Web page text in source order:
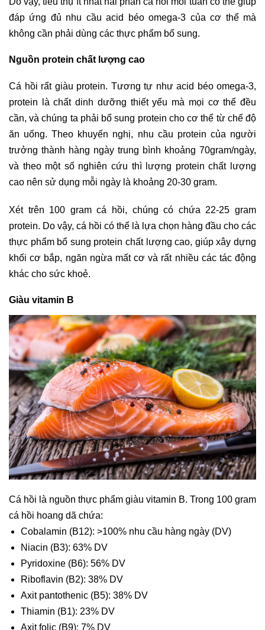
đáp ứng đủ nhu cầu acid béo omega-3 của cơ thể mà
không cần phải dùng các thực phẩm bổ sung.
Nguồn protein chất lượng cao
Cá hồi rẩt giàu protein. Tương tự như acid béo omega-3,
protein là chất dinh dưỡng thiết yếu mà mọi cơ thể đều
cần, và chúng ta phải bổ sung protein cho cơ thể từ chế độ
ăn uống. Theo khuyến nghị, nhu cầu protein của người
trưởng thành hàng ngày trung bình khoảng 70gram/ngày,
và theo một số nghiên cứu thì lượng protein chất lượng
cao nên sử dụng mỗi ngày là khoảng 20-30 gram.
Xét trên 100 gram cá hồi, chúng có chứa 22-25 gram
protein. Do vậy, cá hồi có thể là lựa chọn hàng đầu cho các
thực phẩm bổ sung protein chất lượng cao, giúp xây dựng
khối cơ bắp, ngăn ngừa mất cơ và rất nhiều các tác động
khác cho sức khoẻ.
Giàu vitamin B
Cá hồi là nguồn thực phẩm giàu vitamin B. Trong 100 gram
cá hồi hoang dã chứa:
Cobalamin (B12): >100% nhu cầu hàng ngày (DV)
Niacin (B3): 63% DV
Pyridoxine (B6): 56% DV
Riboflavin (B2): 38% DV
Axit pantothenic (B5): 38% DV
Thiamin (B1): 23% DV
Axit folic (B9): 7% DV